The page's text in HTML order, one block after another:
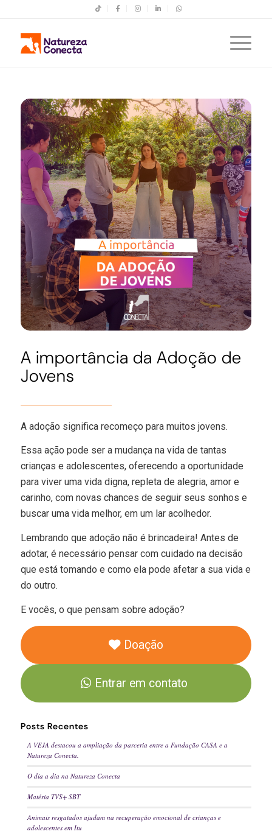
A importância da Adoção de
Jovens
A adoção significa recomeço para muitos jovens.
Essa ação pode ser a mudança na vida de tantas
crianças e adolescentes, oferecendo a oportunidade
para viver uma vida digna, repleta de alegria, amor e
carinho, com novas chances de seguir seus sonhos e
buscar uma vida melhor, em um lar acolhedor.
Lembrando que adoção não é brincadeira! Antes de
adotar, é necessário pensar com cuidado na decisão
que está tomando e como ela pode afetar a sua vida e
do outro.
E vocês, o que pensam sobre adoção?
Doação
Entrar em contato
Posts Recentes
A VEJA destacou a ampliação da parceria entre a Fundação CASA e a
Natureza Conecta.
O dia a dia na Natureza Conecta
Matéria TVS+ SBT
Animais resgatados ajudam na recuperação emocional de crianças e
adolescentes em Itu